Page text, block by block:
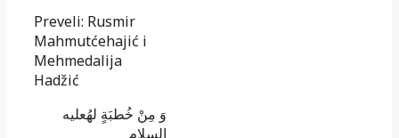
Preveli: Rusmir
Mahmutćehajić i
Mehmedalija
Hadžić
وَ مِنْ خُطبَةٍ لهُ‏عليه
السلام